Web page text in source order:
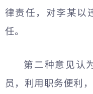
律责任，对李某以
任。
第二种意见认
员，利用职务便利